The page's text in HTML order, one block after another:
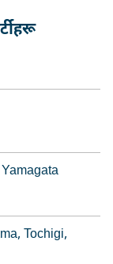
Yamagata
Tochigi